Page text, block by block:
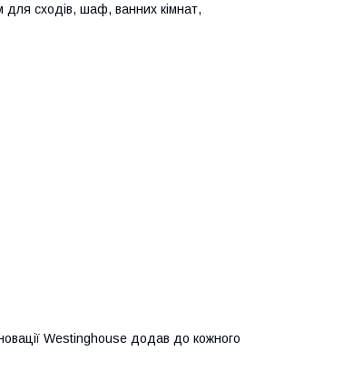
для сходів, шаф, ванних кімнат,
Westinghouse додав до кожного